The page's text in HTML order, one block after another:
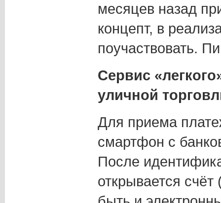
месяцев назад
концепт, в
поучаствовать.
Сервис
уличной
Для приема
смартфон с
После
открывается